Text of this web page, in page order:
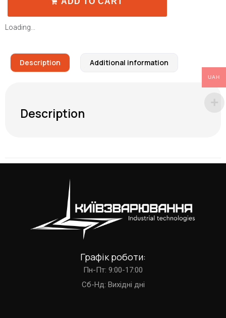
Loading...
Description Additional information
Description
Графік роботи:
Пн-Пт: 9:00-17:00
Cб-Нд: Вихідні дні
UAH